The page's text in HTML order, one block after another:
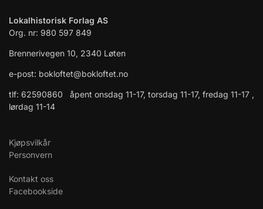
Lokalhistorisk Forlag AS
Org. nr: 980 597 849
Brennerivegen 10, 2340 Løten
e-post: bokloftet@bokloftet.no
tlf: 62590860 åpent onsdag 11-17, torsdag 11-17, fredag 11-17 ,
lørdag 11-14
Kjøpsvilkår
Personvern
Kontakt oss
Facebookside